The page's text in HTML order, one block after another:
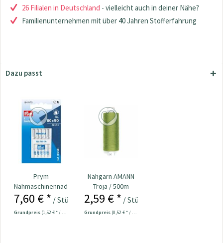
26 Filialen in Deutschland - vielleicht auch in deiner Nähe?
Familienunternehmen mit über 40 Jahren Stofferfahrung
Dazu passt
Prym
Nähmaschinennadeln
Overlock 80 + 90
7,60 € * / Stück
Grundpreis (1,52 € * / 1 Stück)
Nähgarn AMANN
Troja / 500m
limegrün Col.1146
2,59 € * / Stück
Grundpreis (0,52 € * / 100 Meter)